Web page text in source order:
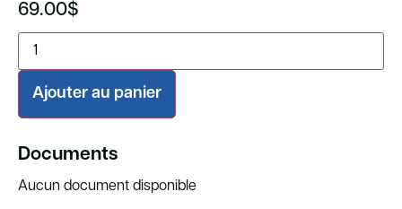
69.00$
Ajouter au panier
Documents
Aucun document disponible